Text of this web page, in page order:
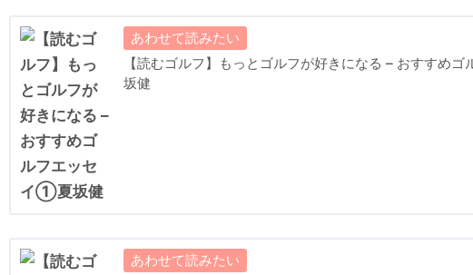
▪【名門の桜】桜守も見過ごせない開花時期、名門の桜たちよ、い
▪【クレーン兄弟】関西ゴルフに尽力したクレーン兄弟の足跡が
▪【オリンピック】ゴルフは五輪競技として定着できるのか？
▪【マクリハニッシュ プロフェッショナル】マクリハニッシュを
ナルのお仕事
▪【室蘭イタンキコース】幻のリンクスは、イタンキ浜の絶壁コース
▪【ゴルフ場で養蜂】桜と蜜蜂とゴルファーのサステナブルな関係
▪【物理の授業】モアイ像のピボット理論でスウィングの軸を考える
【読むゴルフ】もっとゴルフが好きになる – おすすめ
坂健